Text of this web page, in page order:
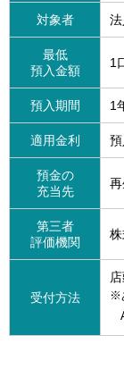
対象者 法
最低
預入金額
1
預入期間 1
適用金利
預金の
充当先
第三者
評価機関
受付方法
※